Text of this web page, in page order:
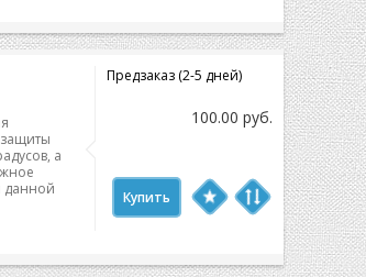
Предзаказ (2-5 дней)
100.00 руб.
Купить
а
данной